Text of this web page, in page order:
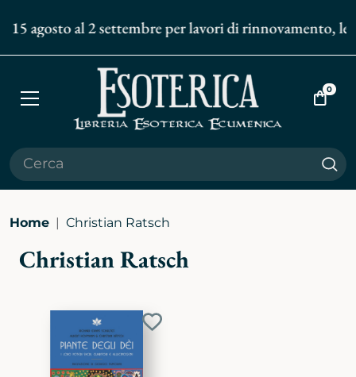
15 agosto al 2 settembre per lavori di rinnovamento,
Apri
Vai
0
Home Christian Ratsch
Christian Ratsch
Aggiungi